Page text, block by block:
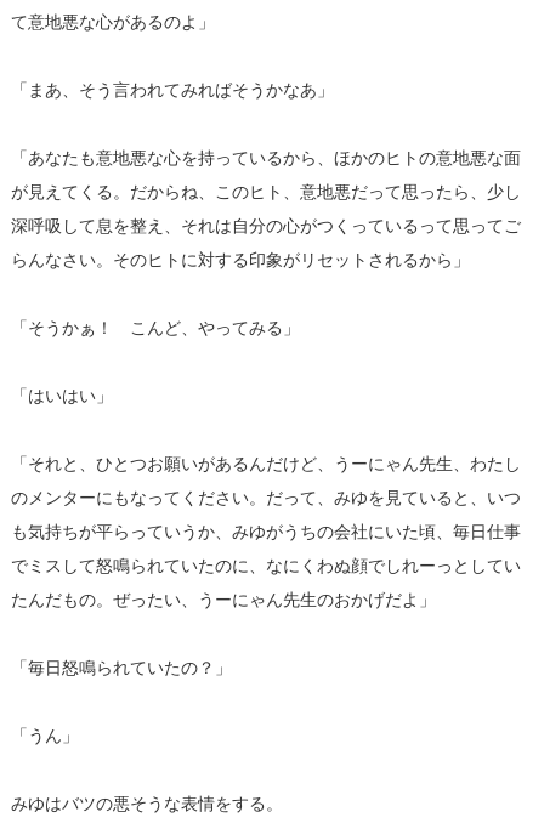
て意地悪な心があるのよ」
「まあ、そう言われてみればそうかなあ」
「あなたも意地悪な心を持っているから、ほかのヒトの意地悪な面
が見えてくる。だからね、このヒト、意地悪だって思ったら、少し
深呼吸して息を整え、それは自分の心がつくっているって思ってご
らんなさい。そのヒトに対する印象がリセットされるから」
「そうかぁ！ こんど、やってみる」
「はいはい」
「それと、ひとつお願いがあるんだけど、うーにゃん先生、わたし
のメンターにもなってください。だって、みゆを見ていると、いつ
も気持ちが平らっていうか、みゆがうちの会社にいた頃、毎日仕事
でミスして怒鳴られていたのに、なにくわぬ顔でしれーっとしてい
たんだもの。ぜったい、うーにゃん先生のおかげだよ」
「毎日怒鳴られていたの？」
「うん」
みゆはバツの悪そうな表情をする。